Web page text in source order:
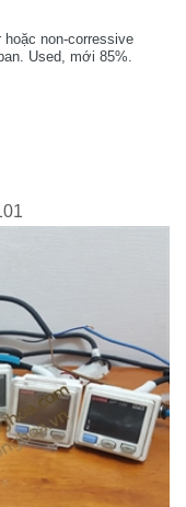
non-corressive
Used, mới 85%.